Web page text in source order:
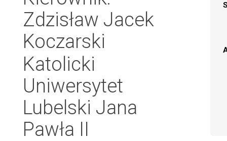
Zdzisław Jacek
Koczarski
Katolicki
Uniwersytet
Lubelski Jana
Pawła II